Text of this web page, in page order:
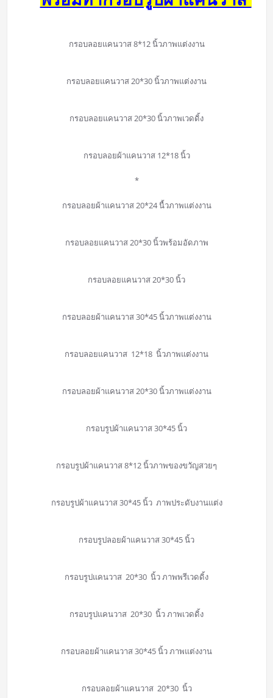
กรอบลอยแคนวาส 8*12 นิ้วภาพแต่งงาน
กรอบลอยแคนวาส 20*30 นิ้วภาพแต่งงาน
กรอบลอยแคนวาส 20*30 นิ้วภาพเวดดิ้ง
กรอบลอยผ้าแคนวาส 12*18 นิ้ว
*
กรอบลอยผ้าแคนวาส 20*24 นื้วภาพแต่งงาน
กรอบลอยแคนวาส 20*30 นิ้วพร้อมอัดภาพ
กรอบลอยแคนวาส 20*30 นิ้ว
กรอบลอยผ้าแคนวาส 30*45 นิ้วภาพแต่งงาน
กรอบลอยแคนวาส 12*18 นิ้วภาพแต่งงาน
กรอบลอยผ้าแคนวาส 20*30 นิ้วภาพแต่งงาน
กรอบรูปผ้าแคนวาส 30*45 นิ้ว
กรอบรูปผ้าแคนวาส 8*12 นิ้วภาพของขวัญสวยๆ
กรอบรูปผ้าแคนวาส 30*45 นิ้ว ภาพประดับงานแต่ง
กรอบรูปลอยผ้าแคนวาส 30*45 นิ้ว
กรอบรูปแคนวาส 20*30 นิ้ว ภาพพรีเวดดิ้ง
กรอบรูปแคนวาส 20*30 นิ้ว ภาพเวดดิ้ง
กรอบลอยผ้าแคนวาส 30*45 นิ้ว ภาพแต่งงาน
กรอบลอยผ้าแคนวาส 20*30 นิ้ว